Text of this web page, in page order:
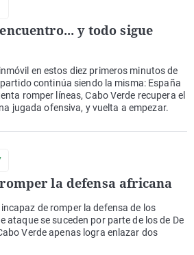
y todo sigue
en estos diez primeros minutos de
continúa siendo la misma: España
romper líneas, Cabo Verde recupera el
jugada ofensiva, y vuelta a empezar.
la defensa africana
de romper la defensa de los
ataque se suceden por parte de los de De
Verde apenas logra enlazar dos